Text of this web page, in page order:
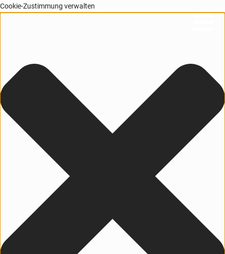
Cookie-Zustimmung verwalten